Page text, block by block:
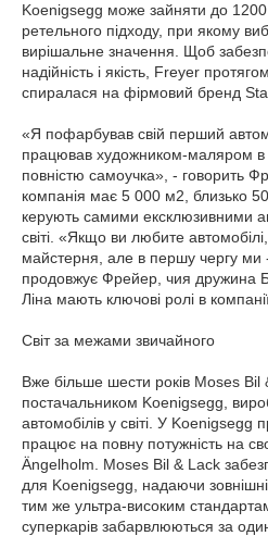
Koenigsegg може зайняти до 1200
ретельного підходу, при якому
вирішальне значення. Щоб
надійність і якість, Freyer
спиралася на фірмовий бренд
«Я пофарбував свій перший
працював художником-маляром в
повністю самоучка», - говорить
компанія має 5 000 м2, близько 50
керують самими ексклюзивними
світі. «Якщо ви любите
майстерня, але в першу чергу ми
продовжує Фрейер, чия дружина
Ліна мають ключові ролі в
Світ за межами звичайного
Вже більше шести років Moses Bil
постачальником Koenigsegg,
автомобілів у світі. У Koenigsegg
працює на повну потужність на
Ängelholm. Moses Bil & Lack
для Koenigsegg, надаючи
тим же ультра-високим
суперкарів забарвлюються за